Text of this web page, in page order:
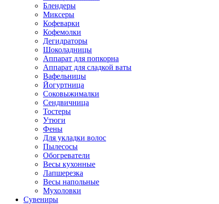
Блендеры
Миксеры
Кофеварки
Кофемолки
Дегидраторы
Шоколадницы
Аппарат для попкорна
Аппарат для сладкой ваты
Вафельницы
Йогуртница
Соковыжималки
Сендвичница
Тостеры
Утюги
Фены
Для укладки волос
Пылесосы
Обогреватели
Весы кухонные
Лапшерезка
Весы напольные
Мухоловки
Сувениры